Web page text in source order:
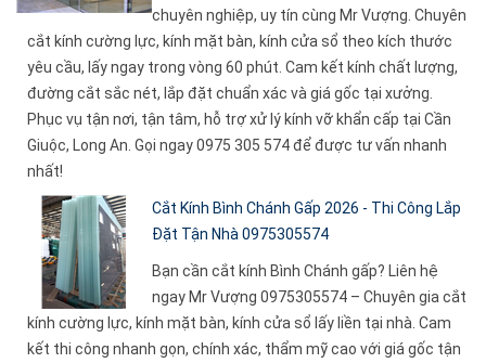
chuyên nghiệp, uy tín cùng Mr Vượng. Chuyên
cắt kính cường lực, kính mặt bàn, kính cửa sổ theo kích thước
yêu cầu, lấy ngay trong vòng 60 phút. Cam kết kính chất lượng,
đường cắt sắc nét, lắp đặt chuẩn xác và giá gốc tại xưởng.
Phục vụ tận nơi, tận tâm, hỗ trợ xử lý kính vỡ khẩn cấp tại Cần
Giuộc, Long An. Gọi ngay 0975 305 574 để được tư vấn nhanh
nhất!
Cắt Kính Bình Chánh Gấp 2026 - Thi Công Lắp
Đặt Tận Nhà 0975305574
Bạn cần cắt kính Bình Chánh gấp? Liên hệ
ngay Mr Vượng 0975305574 – Chuyên gia cắt
kính cường lực, kính mặt bàn, kính cửa sổ lấy liền tại nhà. Cam
kết thi công nhanh gọn, chính xác, thẩm mỹ cao với giá gốc tận